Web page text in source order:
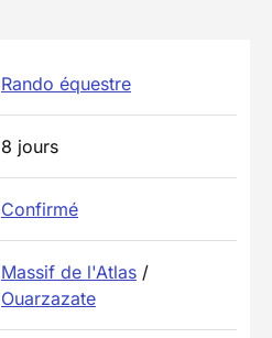
Rando équestre
8 jours
Confirmé
Massif de l'Atlas /
Ouarzazate